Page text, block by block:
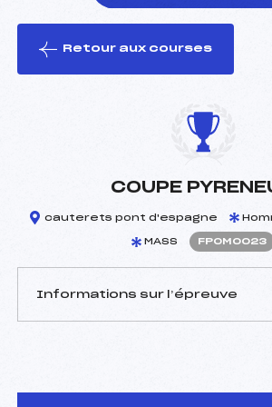
le ski
Retour aux courses
COUPE
cauterets pont d'espagne
MASS FPOM0023
Informations sur l’épreuve